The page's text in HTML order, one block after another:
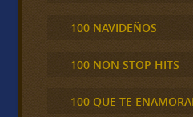
100 NAVIDEÑOS
100 NON STOP HITS
100 QUE TE